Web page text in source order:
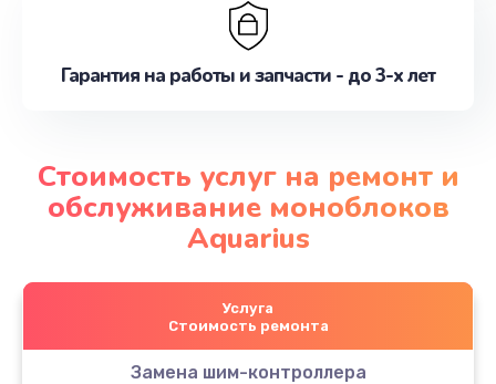
Гарантия на работы и запчасти - до 3-х лет
Стоимость услуг на ремонт и
обслуживание моноблоков
Aquarius
Услуга
Стоимость ремонта
Замена шим-контроллера